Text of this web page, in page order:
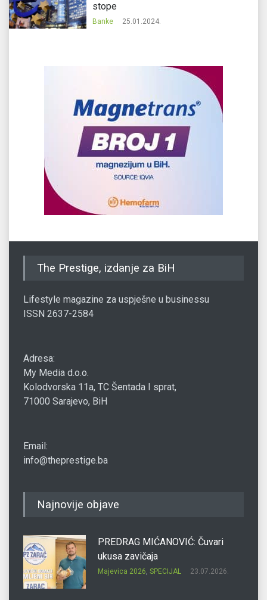
stope
Banke 25.01.2024.
The Prestige, izdanje za BiH
Lifestyle magazine za uspješne u businessu
ISSN 2637-2584
Adresa:
My Media d.o.o.
Kolodvorska 11a, TC Šentada I sprat,
71000 Sarajevo, BiH
Email:
info@theprestige.ba
Najnovije objave
PREDRAG MIĆANOVIĆ: Čuvari
ukusa zavičaja
Majevica 2026, SPECIJAL 23.07.2026.